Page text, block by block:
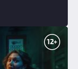
12+